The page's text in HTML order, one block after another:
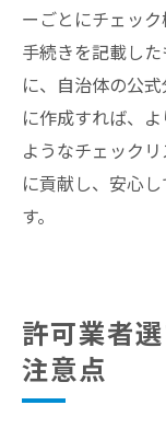
ーごとにチェッ
手続きを記載し
に、自治体の公
に作成すれば、
ようなチェック
に貢献し、安心
す。
許可業者
注意点